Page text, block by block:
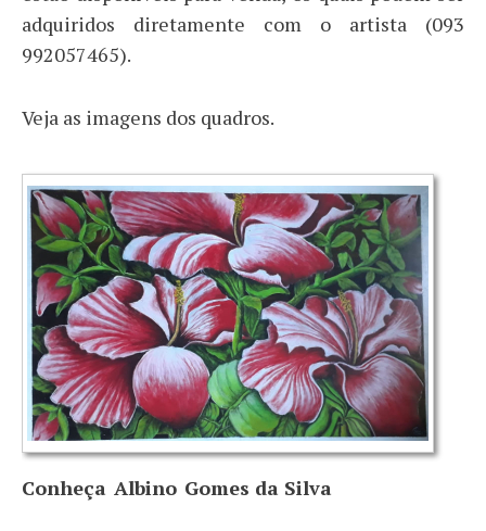
adquiridos diretamente com o artista (093
992057465).
Veja as imagens dos quadros.
Conheça Albino Gomes da Silva